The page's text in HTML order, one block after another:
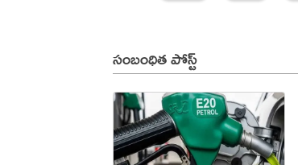
సంబంధిత పోస్ట్